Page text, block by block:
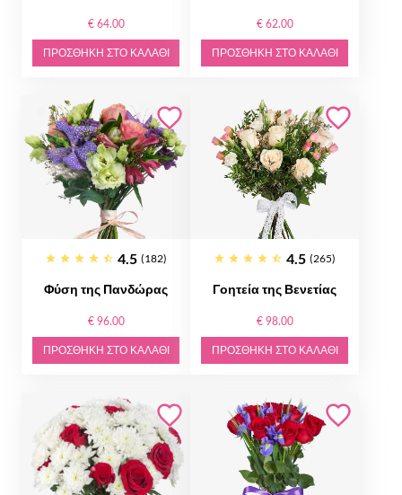
€ 64.00
ΠΡΟΣΘΉΚΗ ΣΤΟ ΚΑΛΆΘΙ
€ 62.00
ΠΡΟΣΘΉΚΗ ΣΤΟ ΚΑΛΆΘΙ
4.5 (182)
Φύση της Πανδώρας
€ 96.00
ΠΡΟΣΘΉΚΗ ΣΤΟ ΚΑΛΆΘΙ
4.5 (265)
Γοητεία της Βενετίας
€ 98.00
ΠΡΟΣΘΉΚΗ ΣΤΟ ΚΑΛΆΘΙ